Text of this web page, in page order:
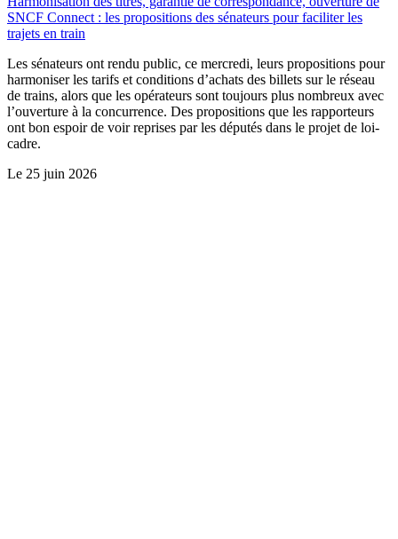
SNCF Connect : les propositions des sénateurs pour faciliter les
trajets en train
Les sénateurs ont rendu public, ce mercredi, leurs propositions pour
harmoniser les tarifs et conditions d’achats des billets sur le réseau
de trains, alors que les opérateurs sont toujours plus nombreux avec
l’ouverture à la concurrence. Des propositions que les rapporteurs
ont bon espoir de voir reprises par les députés dans le projet de loi-
cadre.
Le 25 juin 2026